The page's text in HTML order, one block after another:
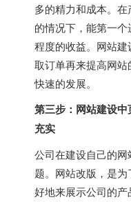
多的精力和成本。
的情况下，能第一
程度的收益。网站
取订单再来提高网
快速的发展。
第三步：网站建设
充实
公司在建设自己的
题。网站改版，是
好地来展示公司的